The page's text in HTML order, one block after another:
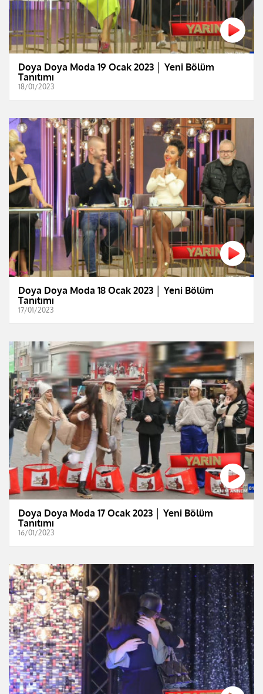
Doya Doya Moda 19 Ocak 2023 │ Yeni Bölüm
Tanıtımı
18/01/2023
Doya Doya Moda 18 Ocak 2023 │ Yeni Bölüm
Tanıtımı
17/01/2023
Doya Doya Moda 17 Ocak 2023 │ Yeni Bölüm
Tanıtımı
16/01/2023